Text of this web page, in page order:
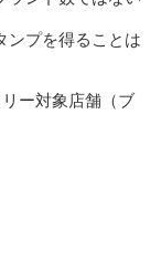
ンプを得ることは
ー対象店舗（ブ